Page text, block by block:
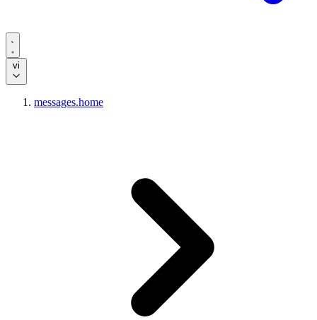
vi
messages.home